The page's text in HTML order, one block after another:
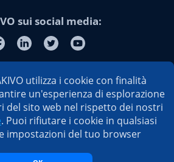
sui social media:
utilizza i cookie con finalità
un'esperienza di esplorazione
del sito web nel rispetto dei nostri
. Puoi rifiutare i cookie in qualsiasi
impostazioni del tuo browser